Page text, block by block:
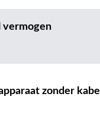
vermogen
zonder kabel